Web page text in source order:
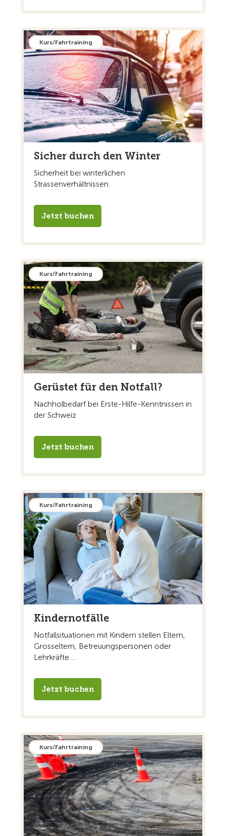
Kurs/Fahrtraining
Sicher durch den Winter
Sicherheit bei winterlichen
Strassenverhältnissen.
Jetzt buchen
Kurs/Fahrtraining
Gerüstet für den Notfall?
Nachholbedarf bei Erste-Hilfe-Kenntnissen in
der Schweiz
Jetzt buchen
Kurs/Fahrtraining
Kindernotfälle
Notfallsituationen mit Kindern stellen Eltern,
Grosseltern, Betreuungspersonen oder
Lehrkräfte ...
Jetzt buchen
Kurs/Fahrtraining